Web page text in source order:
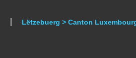
Lëtzebuerg > Canton